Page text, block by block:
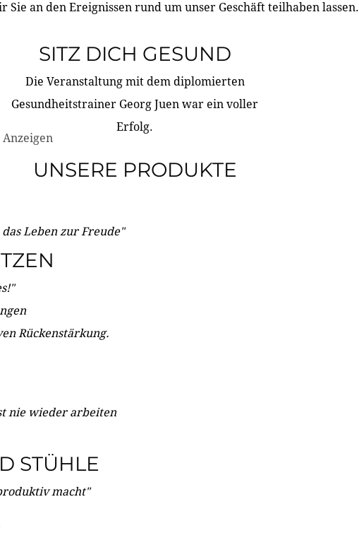
Sie an den Ereignissen rund um unser Geschäft teilhaben lassen.
SITZ DICH GESUND
Die Veranstaltung mit dem diplomierten
Gesundheitstrainer Georg Juen war ein voller
Erfolg.
Anzeigen
UNSERE PRODUKTE
Leben zur Freude"
Rückenstärkung.
nie wieder arbeiten
STÜHLE
macht"